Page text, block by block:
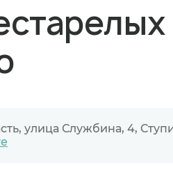
улица Службина, 4,